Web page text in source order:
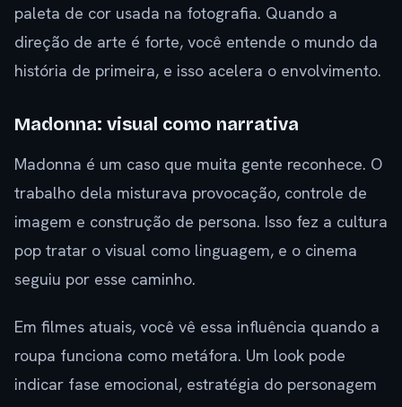
paleta de cor usada na fotografia. Quando a
direção de arte é forte, você entende o mundo da
história de primeira, e isso acelera o envolvimento.
Madonna: visual como narrativa
Madonna é um caso que muita gente reconhece. O
trabalho dela misturava provocação, controle de
imagem e construção de persona. Isso fez a cultura
pop tratar o visual como linguagem, e o cinema
seguiu por esse caminho.
Em filmes atuais, você vê essa influência quando a
roupa funciona como metáfora. Um look pode
indicar fase emocional, estratégia do personagem